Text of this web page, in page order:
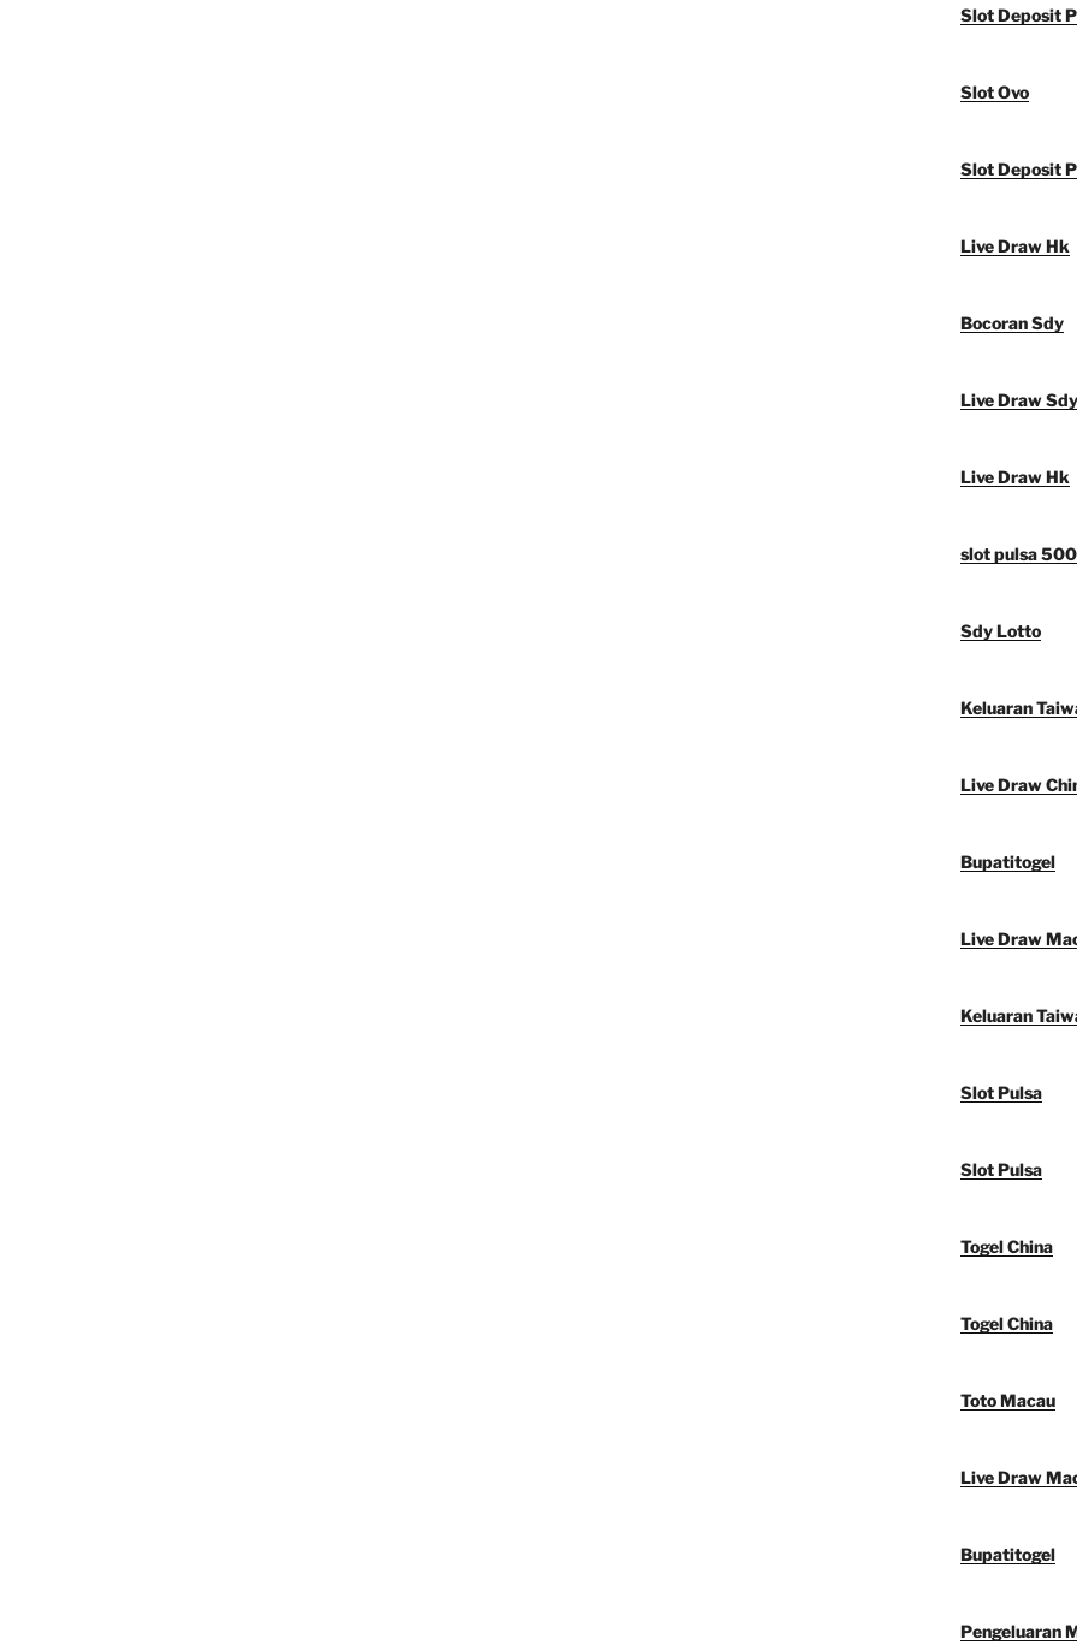
Slot Deposit
Slot Ovo
Slot Deposit
Live Draw Hk
Bocoran Sdy
Live Draw Sdy
Live Draw Hk
slot pulsa
Sdy Lotto
Keluaran
Live Draw
Bupatitogel
Live Draw
Keluaran
Slot Pulsa
Slot Pulsa
Togel China
Togel China
Toto Macau
Live Draw
Bupatitogel
Pengeluaran